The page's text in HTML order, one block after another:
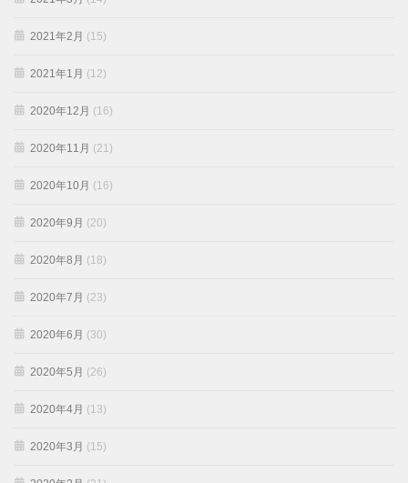
2021年2月 (15)
2021年1月 (12)
2020年12月 (16)
2020年11月 (21)
2020年10月 (16)
2020年9月 (20)
2020年8月 (18)
2020年7月 (23)
2020年6月 (30)
2020年5月 (26)
2020年4月 (13)
2020年3月 (15)